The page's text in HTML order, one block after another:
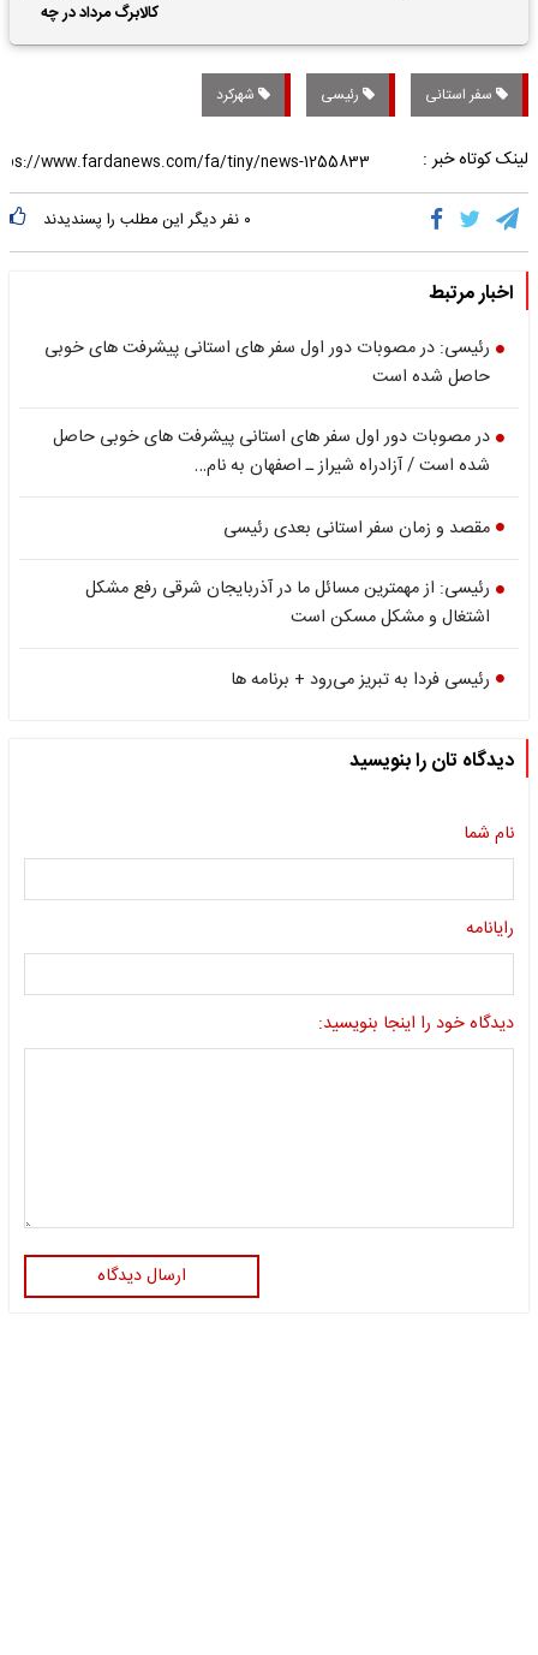
کالابرگ مرداد در چه
تاریخی واریز خواهد شد؟
سفر استانی رئیسی شهرکرد
لینک کوتاه خبر :
۰ نفر دیگر این مطلب را پسندیدند
اخبار مرتبط
رئیسی: در مصوبات دور اول سفر های استانی پیشرفت های خوبی
حاصل شده است
در مصوبات دور اول سفر های استانی پیشرفت های خوبی حاصل
شده است / آزادراه شیراز ـ اصفهان به نام…
مقصد و زمان سفر استانی بعدی رئیسی
رئیسی: از مهمترین مسائل ما در آذربایجان شرقی رفع مشکل
اشتغال و مشکل مسکن است
رئیسی فردا به تبریز می‌رود + برنامه ها
دیدگاه تان را بنویسید
نام شما
رایانامه
دیدگاه خود را اینجا بنویسید:
ارسال دیدگاه